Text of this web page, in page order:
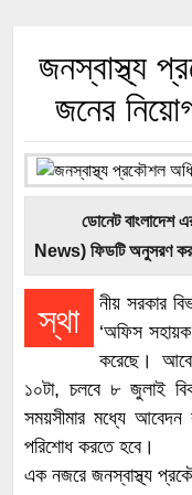
জনস্বাস্থ্য
জনের
ডোনেট বাংলাদেশ
News) ফিডটি অনুসরণ
স্থা
নীয় সরকার
‘অফিস
করেছে।
১০টা, চলবে ৮ জুলাই
সময়সীমার মধ্যে
পরিশোধ করতে হবে।
এক নজরে জনস্বাস্থ্য